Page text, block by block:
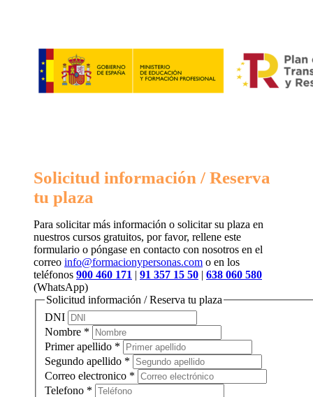
Solicitud información / Reserva
tu plaza
Para solicitar más información o solicitar su plaza en
nuestros cursos gratuitos, por favor, rellene este
formulario o póngase en contacto con nosotros en el
correo info@formacionypersonas.com o en los
teléfonos 900 460 171 | 91 357 15 50 | 638 060 580
(WhatsApp)
Solicitud información / Reserva tu plaza
DNI
Nombre *
Primer apellido *
Segundo apellido *
Correo electronico *
Telefono *